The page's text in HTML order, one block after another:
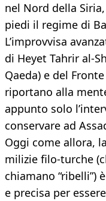
nel Nord della
piedi il regime di
L’improvvisa
di Heyet Tahrir al-
Qaeda) e del
riportano alla
appunto solo
conservare ad
Oggi come allora,
milizie filo-turche
chiamano “ribelli”)
e precisa per